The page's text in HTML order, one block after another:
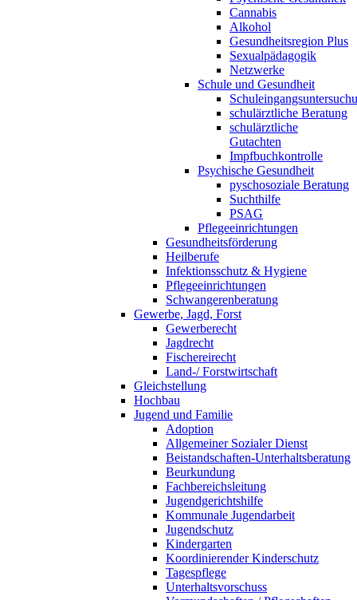
Cannabis
Alkohol
Gesundheitsregion Plus
Sexualpädagogik
Netzwerke
Schule und Gesundheit
schulärztliche Beratung
schulärztliche
Gutachten
Impfbuchkontrolle
Psychische Gesundheit
pyschosoziale Beratung
Suchthilfe
PSAG
Pflegeeinrichtungen
Gesundheitsförderung
Heilberufe
Infektionsschutz & Hygiene
Pflegeeinrichtungen
Schwangerenberatung
Gewerbe, Jagd, Forst
Gewerberecht
Jagdrecht
Fischereirecht
Land-/ Forstwirtschaft
Gleichstellung
Hochbau
Jugend und Familie
Adoption
Allgemeiner Sozialer Dienst
Beistandschaften-Unterhaltsberatung
Beurkundung
Fachbereichsleitung
Jugendgerichtshilfe
Kommunale Jugendarbeit
Jugendschutz
Kindergarten
Koordinierender Kinderschutz
Tagespflege
Unterhaltsvorschuss